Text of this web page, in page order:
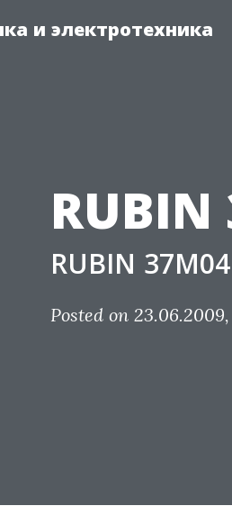
и электротехника
RUBIN
RUBIN 37M04
Posted on 23.06.2009,